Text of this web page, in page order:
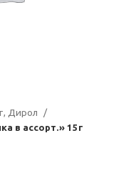
Дирол
в ассорт.» 15г